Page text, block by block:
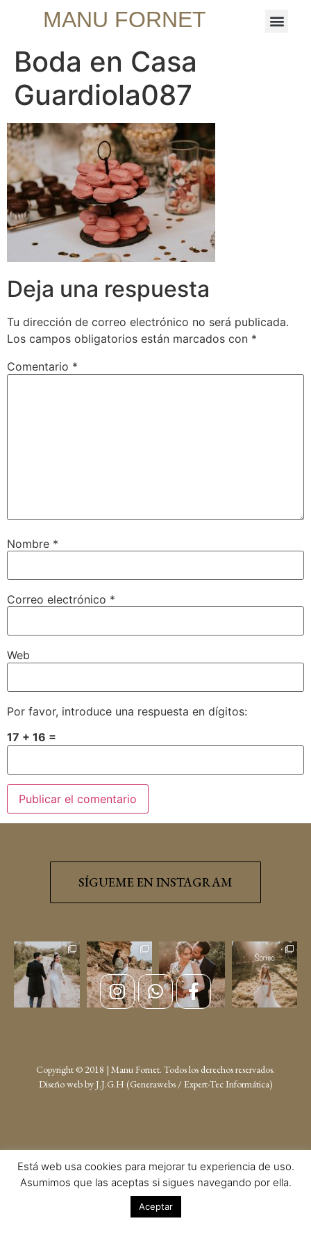
MANU FORNET
Boda en Casa
Guardiola087
Deja una respuesta
Tu dirección de correo electrónico no será publicada.
Los campos obligatorios están marcados con *
Comentario *
Nombre *
Correo electrónico *
Web
Por favor, introduce una respuesta en dígitos:
17 + 16 =
SÍGUEME EN INSTAGRAM
Copyright © 2018 | Manu Fornet. Todos los derechos reservados.
Diseño web byJ.J.G.H (Generawebs / Expert-Tec Informática)
Está web usa cookies para mejorar tu experiencia de uso.
Asumimos que las aceptas si sigues navegando por ella.
Aceptar